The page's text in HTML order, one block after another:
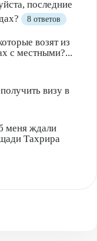
последние
8 ответов
возят из
с местными?...
визу в
меня ждали
Тахрира